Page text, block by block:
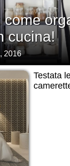
come
cucina!
2016
Testata